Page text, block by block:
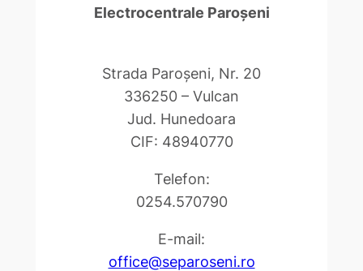
Electrocentrale Paroşeni
Strada Paroşeni, Nr. 20
336250 – Vulcan
Jud. Hunedoara
CIF: 48940770
Telefon:
0254.570790
E-mail:
office@separoseni.ro